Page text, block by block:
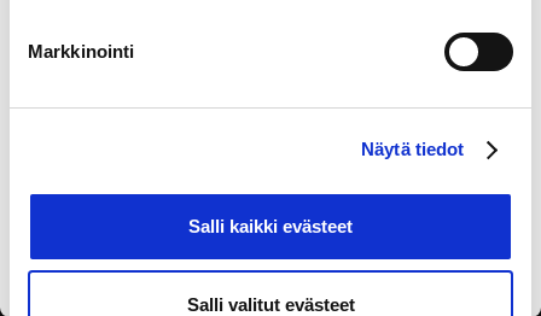
Markkinointi
Näytä tiedot
Salli kaikki evästeet
Salli valitut evästeet
Olen lukenuttietosuojaselosteenja annan
suostumukseni tietojen käsittelyyn.